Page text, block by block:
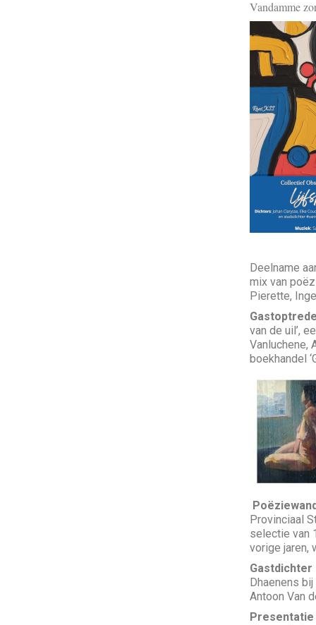
Vandamme
Deelname
mix van
Pierette,
van de uil’,
Vanluchene,
boekhandel
Provinciaal
selectie van
vorige jaren,
Gastdichter
Dhaenens
Antoon Van
Presentatie